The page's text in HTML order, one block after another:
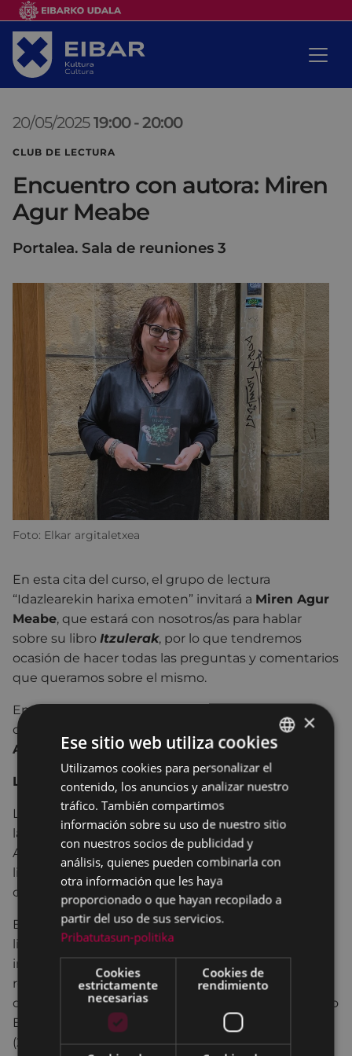
20/05/2025 19:00 -20:00
CLUB DE LECTURA
Encuentro con autora: Miren
Agur Meabe
Portalea. Sala de reuniones 3
Foto: Elkar argitaletxea
En esta cita del curso, el grupo de lectura
“Idazlearekin harixa emoten” invitará a Miren Agur
Meabe, que estará con nosotros/as para hablar
sobre su libro Itzulerak, por lo que tendremos
ocasión de hacer todas las preguntas y comentarios
que queramos sobre el mismo.
En esta actividad que se lleva a cabo en
colaboración con etakitto Euskara Elkartea,Ainhoa
Aldazabalserá la encargada de dirigir la sesión.
La autora
Lekeitio, 1962. Escritora vasca que ha destacado en
las áreas de poesía y literatura infantil y juvenil.
Actualmente se dedica en exclusiva a la creación
literaria, la traducción y las actividades relacionadas
con la escritura.
Entre sus obras más destacadas se encuentran el
libro de poesía "Azala kodea" (2001) y la obra literaria
infantil y juvenil "Itsaslabarreko etxea" (2002). Ha
recibido numerosos premios, entre ellos el Premio
de la Crítica a la poesía en euskera (2001) y el Premio
Euskadi de literatura infantil y juvenil en euskera
(2002). En 2021, ganó el Premio Nacional de Poesía
BASQUE
SPANISH
×
Ese sitio web utiliza cookies
Utilizamos cookies para personalizar el
contenido, los anuncios y analizar nuestro
tráfico. También compartimos
información sobre su uso de nuestro sitio
con nuestros socios de publicidad y
análisis, quienes pueden combinarla con
otra información que les haya
proporcionado o que hayan recopilado a
partir del uso de sus servicios.
Pribatutasun-politika
Cookies
estrictamente
necesarias
Cookies de
rendimiento